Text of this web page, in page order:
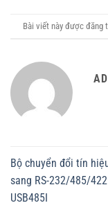
Bài viết này được đăng
Bộ chuyển đổi tín
sang RS-232/485/
USB485I